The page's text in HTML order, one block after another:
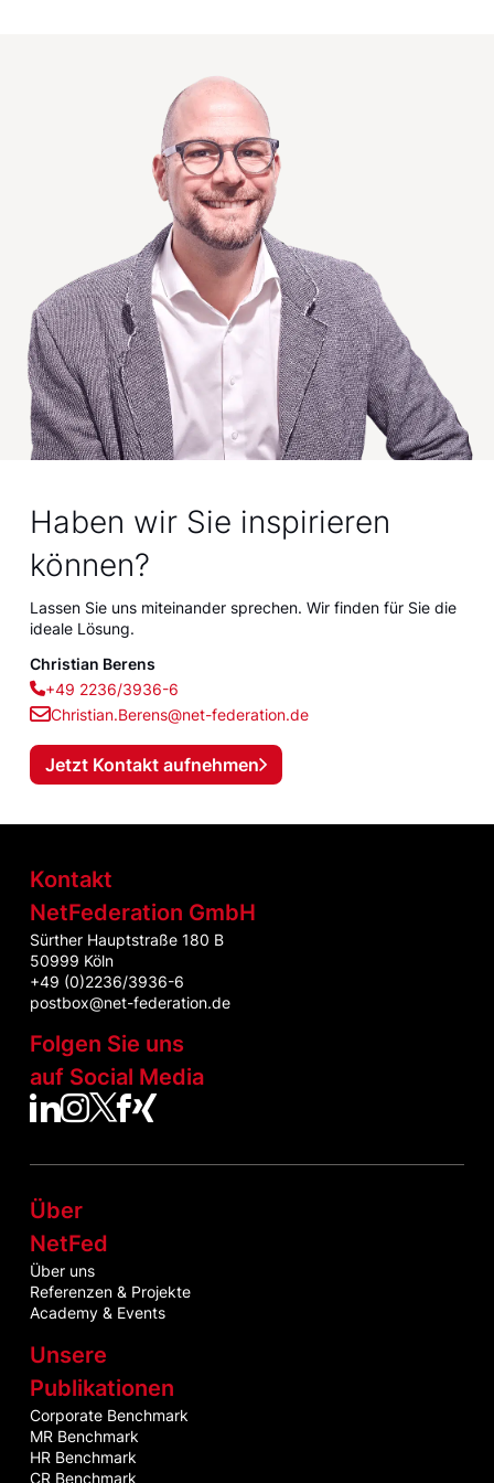
Haben wir Sie inspirieren
können?
Lassen Sie uns miteinander sprechen. Wir finden für Sie die
ideale Lösung.
Christian Berens
+49 2236/3936-6
Christian.Berens@net-federation.de
Jetzt Kontakt aufnehmen
Kontakt
NetFederation GmbH
Sürther Hauptstraße 180 B
50999 Köln
+49 (0)2236/3936-6
postbox@net-federation.de
Folgen Sie uns
auf Social Media
NetFed auf LinkedIn
NetFed auf Instagram
NetFed auf Twitter
NetFed auf Facebook
NetFed auf Xing
Über
NetFed
Über uns
Referenzen & Projekte
Academy & Events
Unsere
Publikationen
Corporate Benchmark
MR Benchmark
HR Benchmark
CR Benchmark